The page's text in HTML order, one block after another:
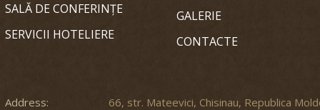
SALĂ DE CONFERINȚE
SERVICII HOTELIERE
GALERIE
CONTACTE
Address:
66, str. Mateevici, Chisinau, Republica